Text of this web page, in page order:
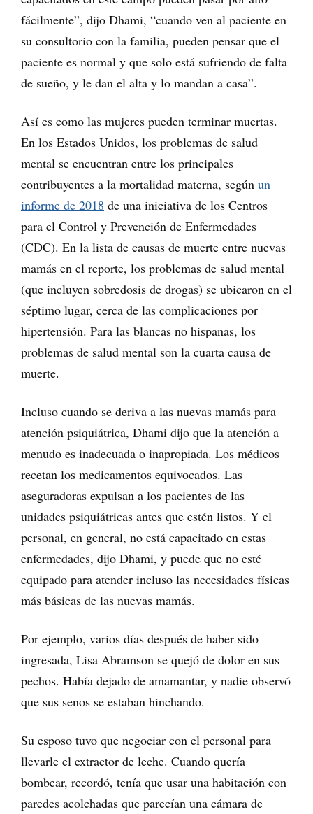
fácilmente”, dijo Dhami, “cuando ven al paciente en
su consultorio con la familia, pueden pensar que el
paciente es normal y que solo está sufriendo de falta
de sueño, y le dan el alta y lo mandan a casa”.
Así es como las mujeres pueden terminar muertas.
En los Estados Unidos, los problemas de salud
mental se encuentran entre los principales
contribuyentes a la mortalidad materna, según un
informe de 2018 de una iniciativa de los Centros
para el Control y Prevención de Enfermedades
(CDC). En la lista de causas de muerte entre nuevas
mamás en el reporte, los problemas de salud mental
(que incluyen sobredosis de drogas) se ubicaron en el
séptimo lugar, cerca de las complicaciones por
hipertensión. Para las blancas no hispanas, los
problemas de salud mental son la cuarta causa de
muerte.
Incluso cuando se deriva a las nuevas mamás para
atención psiquiátrica, Dhami dijo que la atención a
menudo es inadecuada o inapropiada. Los médicos
recetan los medicamentos equivocados. Las
aseguradoras expulsan a los pacientes de las
unidades psiquiátricas antes que estén listos. Y el
personal, en general, no está capacitado en estas
enfermedades, dijo Dhami, y puede que no esté
equipado para atender incluso las necesidades físicas
más básicas de las nuevas mamás.
Por ejemplo, varios días después de haber sido
ingresada, Lisa Abramson se quejó de dolor en sus
pechos. Había dejado de amamantar, y nadie observó
que sus senos se estaban hinchando.
Su esposo tuvo que negociar con el personal para
llevarle el extractor de leche. Cuando quería
bombear, recordó, tenía que usar una habitación con
paredes acolchadas que parecían una cámara de